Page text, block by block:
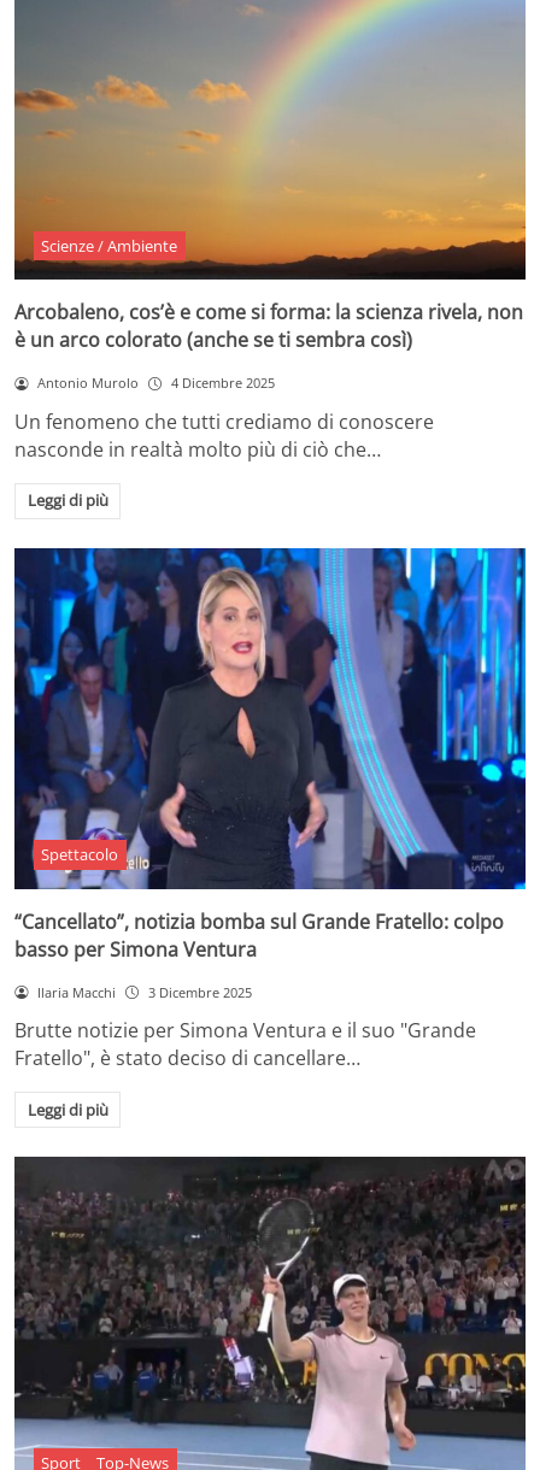
Scienze / Ambiente
Arcobaleno, cos’è e come si forma: la scienza rivela, non
è un arco colorato (anche se ti sembra così)
Antonio Murolo 4 Dicembre 2025
Un fenomeno che tutti crediamo di conoscere
nasconde in realtà molto più di ciò che…
Leggi di più
Spettacolo
“Cancellato”, notizia bomba sul Grande Fratello: colpo
basso per Simona Ventura
Ilaria Macchi 3 Dicembre 2025
Brutte notizie per Simona Ventura e il suo "Grande
Fratello", è stato deciso di cancellare…
Leggi di più
Sport Top-News